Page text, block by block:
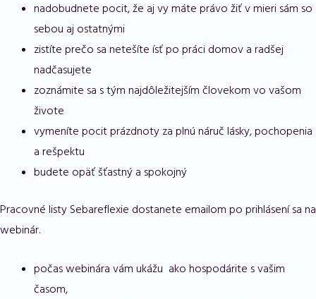
nadobudnete pocit, že aj vy máte právo žiť v mieri sám so
sebou aj ostatnými
zistíte prečo sa netešíte ísť po práci domov a radšej
nadčasujete
zoznámite sa s tým najdôležitejším človekom vo vašom
živote
vymeníte pocit prázdnoty za plnú náruč lásky, pochopenia
a rešpektu
budete opäť šťastný a spokojný
Pracovné listy Sebareflexie dostanete emailom po prihlásení sa na
webinár.
počas webinára vám ukážu ako hospodárite s vašim
časom,